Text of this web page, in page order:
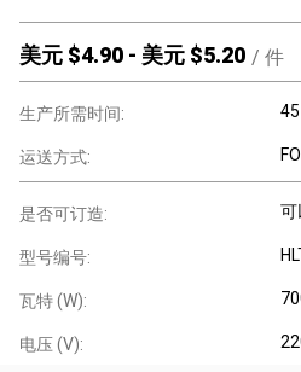
美元 $4.90 - 美元 $5.20 / 件
生产所需时间:
运送方式:
是否可订造: 可
型号编号:
瓦特 (W):
电压 (V):